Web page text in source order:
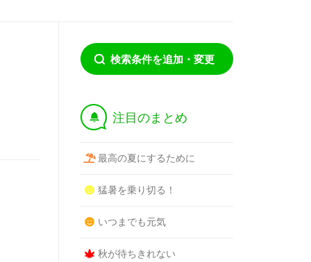
検索条件を追加・変更
† 注目のまとめ
最高の夏にするために
猛暑を乗り切る！
いつまでも元気
秋が待ちきれない